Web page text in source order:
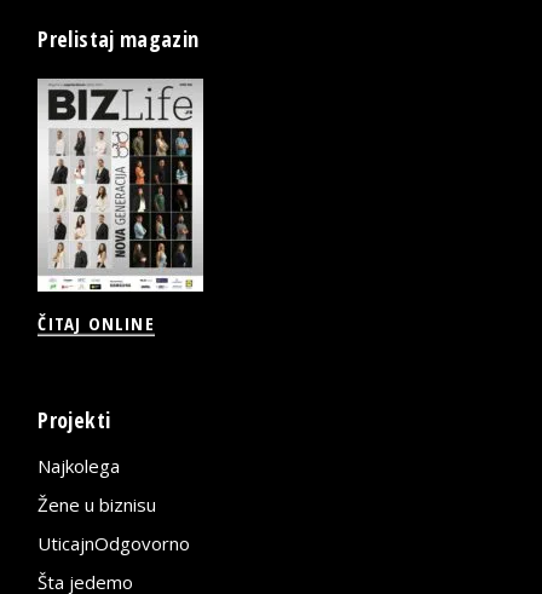
Prelistaj magazin
ČITAJ ONLINE
Projekti
Najkolega
Žene u biznisu
UticajnOdgovorno
Šta jedemo